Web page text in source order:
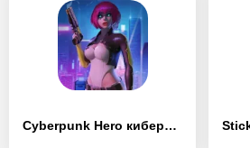
Cyberpunk Hero киберпанк экшен